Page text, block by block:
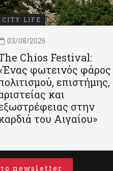
CITY LIFE
03/08/2026
Chios Festival:
φωτεινός φάρος
επιστήμης,
και
στην
του Αιγαίου»
newsletter